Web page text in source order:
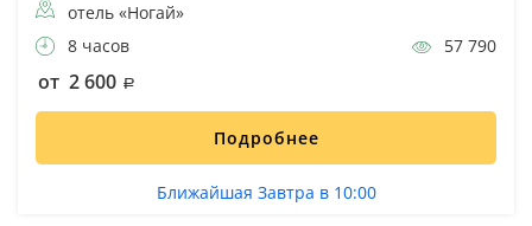
отель «Ногай»
8 часов
57 790
от 2 600
Подробнее
Ближайшая Завтра в 10:00